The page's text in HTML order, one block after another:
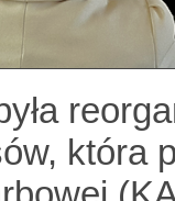
która